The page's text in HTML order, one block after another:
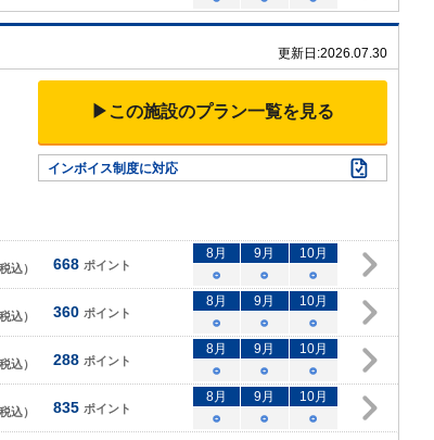
更新日:2026.07.30
▶この施設のプラン一覧を見る
インボイス制度に対応
税込） 668 ポイント
8月 9月 10月
○
○ ○
税込） 360 ポイント
8月 9月 10月
○
○ ○
税込） 288 ポイント
8月 9月 10月
○
○ ○
税込） 835 ポイント
8月 9月 10月
○
○ ○